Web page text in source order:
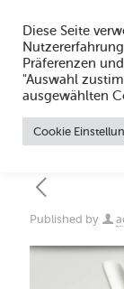
Wie setzt
Published by
Diese Seite
Präferenzen
"Auswahl
ausgewählten
Cookie